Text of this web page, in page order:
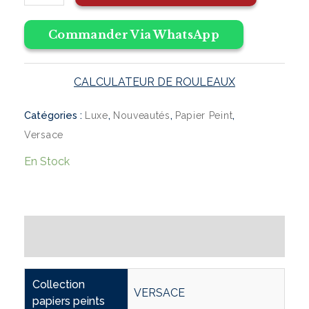
Commander Via WhatsApp
CALCULATEUR DE ROULEAUX
Catégories : Luxe, Nouveautés, Papier Peint,
Versace
En Stock
Collection
papiers peints
VERSACE